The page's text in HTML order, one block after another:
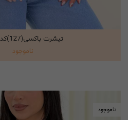
انتخاب گزینه ها
تیشرت باکسی(127)کد:7586
ناموجود
ناموجود